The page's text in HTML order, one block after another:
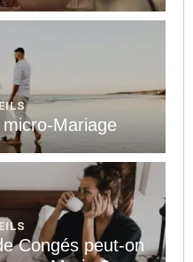
Mariage
Congés peut-on